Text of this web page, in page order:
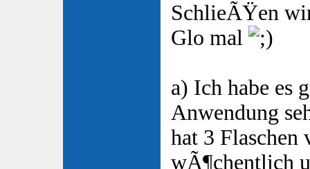
SchlieÃŸen
Glo mal
a) Ich habe es
Anwendung
hat 3 Flaschen
wÃ¶chentlich